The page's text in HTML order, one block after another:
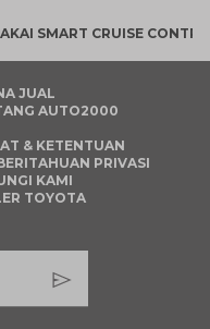
SMART CRUISE
JUAL
AUTO2000
& KETENTUAN
PRIVASI
KAMI
TOYOTA